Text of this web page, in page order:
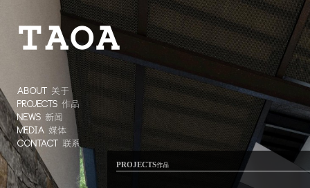
ABOUT 关于
PROJECTS 作品
NEWS 新闻
MEDIA 媒体
CONTACT 联系
PROJECTS作品